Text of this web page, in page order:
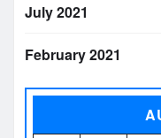
July 2021
February 2021